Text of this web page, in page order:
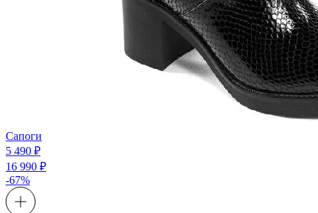
Сапоги
5 490 ₽
16 990 ₽
-67%